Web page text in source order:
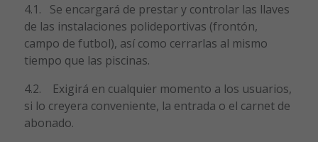
4.1. Se encargará de prestar y controlar las llaves
de las instalaciones polideportivas (frontón,
campo de futbol), así como cerrarlas al mismo
tiempo que las piscinas.
4.2. Exigirá en cualquier momento a los usuarios,
si lo creyera conveniente, la entrada o el carnet de
abonado.